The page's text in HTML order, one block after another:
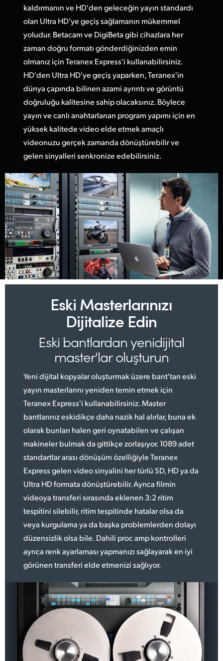
kaldırmanın ve HD'den geleceğin yayın standardı
olan Ultra HD'ye geçiş sağlamanın mükemmel
yoludur. Betacam ve DigiBeta gibi cihazlara her
zaman doğru formatı gönderdiğinizden emin
olmanız için Teranex Express'i kullanabilirsiniz.
HD'den Ultra HD'ye geçiş yaparken, Teranex'in
dünya çapında bilinen azami ayrıntı ve görüntü
doğruluğu kalitesine sahip olacaksınız. Böylece
yayın ve canlı anahtarlanan program yapımı için en
yüksek kalitede video elde etmek amaçlı
videonuzu gerçek zamanda dönüştürebilir ve
gelen sinyalleri senkronize edebilirsiniz.
Eski Masterlarınızı
Dijitalize Edin
Eski bantlardan yenidijital
master'lar oluşturun
Yeni dijital kopyalar oluşturmak üzere bant'tan eski
yayın masterlarını yeniden temin etmek için
Teranex Express'i kullanabilirsiniz. Master
bantlarınız eskidikçe daha nazik hal alırlar, buna ek
olarak bunları halen geri oynatabilen ve çalışan
makineler bulmak da gittikçe zorlaşıyor. 1089 adet
standartlar arası dönüşüm özelliğiyle Teranex
Express gelen video sinyalini her türlü SD, HD ya da
Ultra HD formata dönüştürebilir. Ayrıca filmin
videoya transferi sırasında eklenen 3:2 ritim
tespitini silebilir, ritim tespitinde hatalar olsa da
veya kurgulama ya da başka problemlerden dolayı
düzensizlik olsa bile. Dahili proc amp kontrolleri
ayrıca renk ayarlaması yapmanızı sağlayarak en iyi
görünen transferi elde etmenizi sağlıyor.